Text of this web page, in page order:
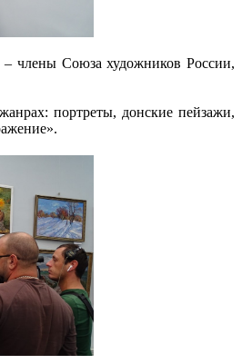
члены Союза художников России,
портреты, донские пейзажи,